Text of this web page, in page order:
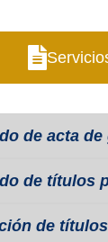
de acta de
de títulos
de títulos